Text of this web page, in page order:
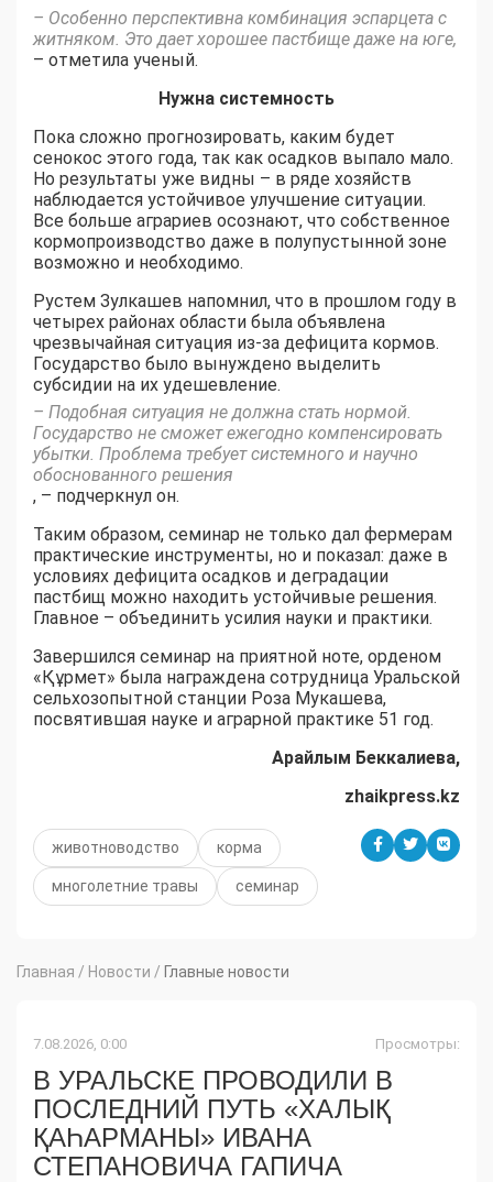
– Особенно перспективна комбинация эспарцета с
житняком. Это дает хорошее пастбище даже на юге,
– отметила ученый.
Нужна системность
Пока сложно прогнозировать, каким будет
сенокос этого года, так как осадков выпало мало.
Но результаты уже видны – в ряде хозяйств
наблюдается устойчивое улучшение ситуации.
Все больше аграриев осознают, что собственное
кормопроизводство даже в полупустынной зоне
возможно и необходимо.
Рустем Зулкашев напомнил, что в прошлом году в
четырех районах области была объявлена
чрезвычайная ситуация из-за дефицита кормов.
Государство было вынуждено выделить
субсидии на их удешевление.
– Подобная ситуация не должна стать нормой.
Государство не сможет ежегодно компенсировать
убытки. Проблема требует системного и научно
обоснованного решения
, – подчеркнул он.
Таким образом, семинар не только дал фермерам
практические инструменты, но и показал: даже в
условиях дефицита осадков и деградации
пастбищ можно находить устойчивые решения.
Главное – объединить усилия науки и практики.
Завершился семинар на приятной ноте, орденом
«Құрмет» была награждена сотрудница Уральской
сельхозопытной станции Роза Мукашева,
посвятившая науке и аграрной практике 51 год.
Арайлым Беккалиева,
zhaikpress.kz
животноводство корма
многолетние травы семинар
Главная / Новости / Главные новости
7.08.2026, 0:00 Просмотры:
В УРАЛЬСКЕ ПРОВОДИЛИ В
ПОСЛЕДНИЙ ПУТЬ «ХАЛЫҚ
ҚАҺАРМАНЫ» ИВАНА
СТЕПАНОВИЧА ГАПИЧА